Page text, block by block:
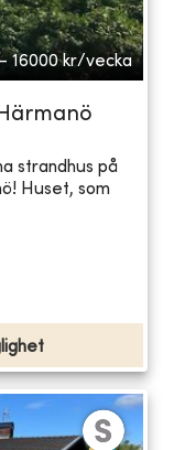
16000 kr/vecka
strandhus på
Huset, som